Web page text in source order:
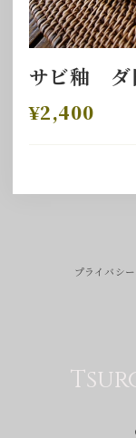
サビ釉 ダ
¥2,400
プライバシ